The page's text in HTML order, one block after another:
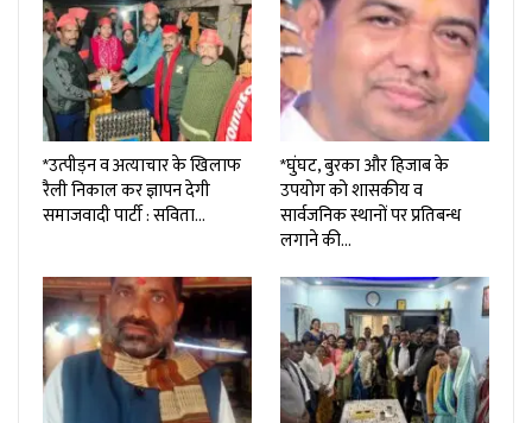
*उत्पीड़न व अत्याचार के खिलाफ
रैली निकाल कर ज्ञापन देगी
समाजवादी पार्टी : सविता…
*घुंघट, बुरका और हिजाब के
उपयोग को शासकीय व
सार्वजनिक स्थानों पर प्रतिबन्ध
लगाने की…